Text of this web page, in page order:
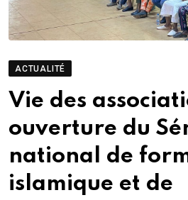
ACTUALITÉ
Vie des
ouverture du
national de
islamique et de